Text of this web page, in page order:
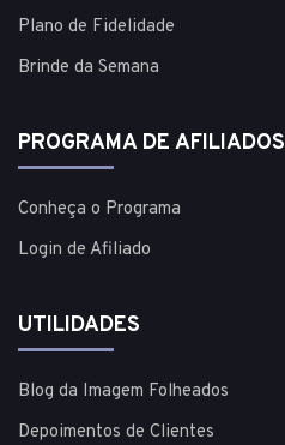
Plano de Fidelidade
Brinde da Semana
PROGRAMA DE AFILIADOS
Conheça o Programa
Login de Afiliado
UTILIDADES
Blog da Imagem Folheados
Depoimentos de Clientes